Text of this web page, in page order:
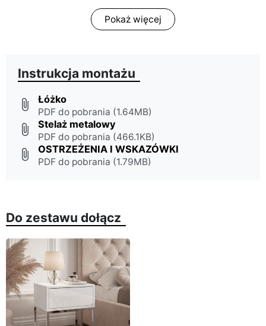
Pokaż więcej
Instrukcja montażu
attach_file Łóżko
PDF do pobrania (1.64MB)
attach_file Stelaż metalowy
PDF do pobrania (466.1KB)
attach_file OSTRZEŻENIA I WSKAZÓWKI
PDF do pobrania (1.79MB)
Do zestawu dołącz